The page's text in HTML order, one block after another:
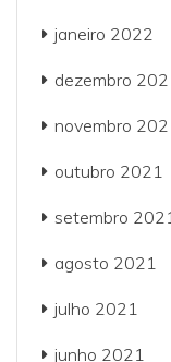
janeiro 2022
dezembro
novembro
outubro 2021
setembro
agosto 2021
julho 2021
junho 2021